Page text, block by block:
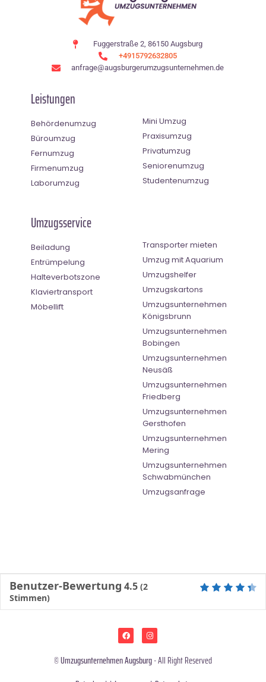
Fuggerstraße 2, 86150 Augsburg
+4915792632805
anfrage@augsburgerumzugsunternehmen.de
Leistungen
Behördenumzug
Büroumzug
Fernumzug
Firmenumzug
Laborumzug
Mini Umzug
Praxisumzug
Privatumzug
Seniorenumzug
Studentenumzug
Umzugsservice
Beiladung
Entrümpelung
Halteverbotszone
Klaviertransport
Möbellift
Transporter mieten
Umzug mit Aquarium
Umzugshelfer
Umzugskartons
Umzugsunternehmen
Königsbrunn
Umzugsunternehmen
Bobingen
Umzugsunternehmen
Neusäß
Umzugsunternehmen
Friedberg
Umzugsunternehmen
Gersthofen
Umzugsunternehmen
Mering
Umzugsunternehmen
Schwabmünchen
Umzugsanfrage
Benutzer-Bewertung 4.5 (2
Stimmen)
©Umzugsunternehmen Augsburg- All Right Reserved